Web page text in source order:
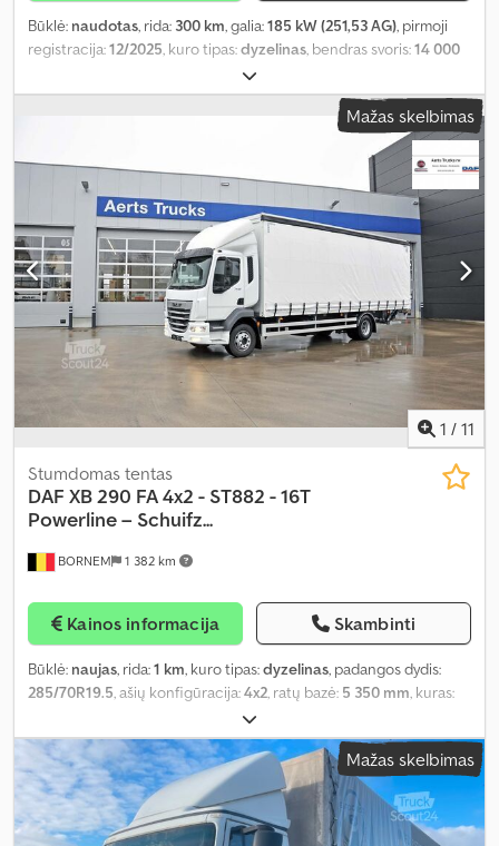
Būklė: naudotas, rida: 300 km, galia:185 kW (251,53 AG), pirmoji
registracija:12/2025 , kuro tipas:dyzelinas , bendras svoris:14 000
, kuras:
automatinis, pakaba:plienas, sėdimų vietų skaičius:3, bendras
, Įranga:navigacijos
Mažas skelbimas
1 / 11
BORNEM 1 382 km
Stumdomas tentas
DAF XB 290 FA 4x2 - ST882 - 16T
Powerline – Schuifz...
Kainos informacija Skambinti
Būklė: naujas, rida:1 km, kuro tipas:dyzelinas, padangos dydis:
285/70R19.5, ašių konfigūracija:4x2, ratų bazė: 5 350 mm, kuras:
, vairuotojo kabina:
tipas:automatinis, pavarų skaičius:8, emisijos klasė:Euro 6,
pakaba:kitas, leistina ašies apkrova (ašis 1): 6 000 kg, leistina ašies
apkrova (ašis 2):10 500 kg , krovimo vietos ilgis:7 500 mm
, krovinių
skyriaus plotis:2 550 mm, krovos erdvės aukštis:2 500 mm,
Gamybos metai:2026, Įranga: galinis keltuvas,
Mažas skelbimas